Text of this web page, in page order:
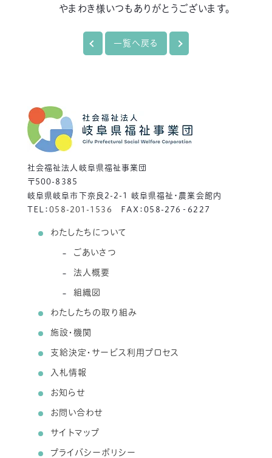
やまわき様いつもありがとうございます。
一覧へ戻る
社会福祉法人岐阜県福祉事業団
〒500-8385
岐阜県岐阜市下奈良2-2-1 岐阜県福祉・農業会館内
TEL：058-201-1536 FAX：058-276‐6227
わたしたちについて
ごあいさつ
法人概要
組織図
わたしたちの取り組み
施設・機関
支給決定・サービス利用プロセス
入札情報
お知らせ
お問い合わせ
サイトマップ
プライバシーポリシー